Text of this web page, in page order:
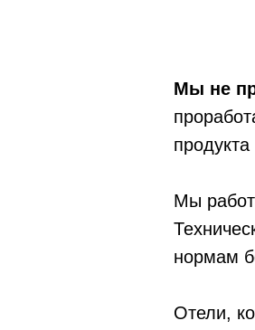
Мы не
Мы
нормам
Отели,